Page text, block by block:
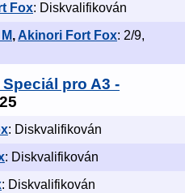
Fox: Diskvalifikován
, Akinori Fort Fox: 2/9,
pro A3 -
: Diskvalifikován
: Diskvalifikován
: Diskvalifikován